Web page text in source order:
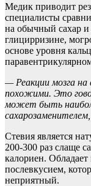
Медик приводит
специалисты
на обычный сахар и
глицирризине,
основе уровня
— Реакции мозга на
похожими. Это
может быть
сахарозаменителем,
Стевия является
200-300 раз слаще
калориен.
послевкусием,
неприятный.